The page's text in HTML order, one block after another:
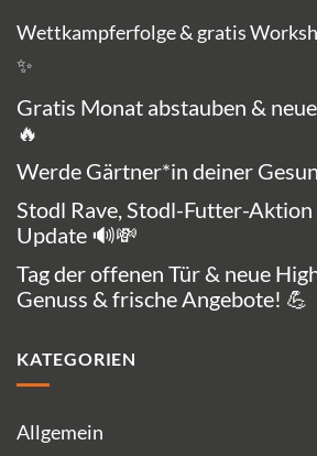
Wettkampferfolge & gratis
✨
Gratis Monat abstauben &
🔥
Werde Gärtner*in deiner
Stodl Rave, Stodl-Futter-
Update 🔊💸
Tag der offenen Tür & neue
Genuss & frische Angebote! 💪
KATEGORIEN
Allgemein